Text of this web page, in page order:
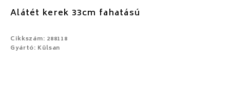
Alátét kerek 33cm fahatású
Cikkszám: 288118
Gyártó: Külsan